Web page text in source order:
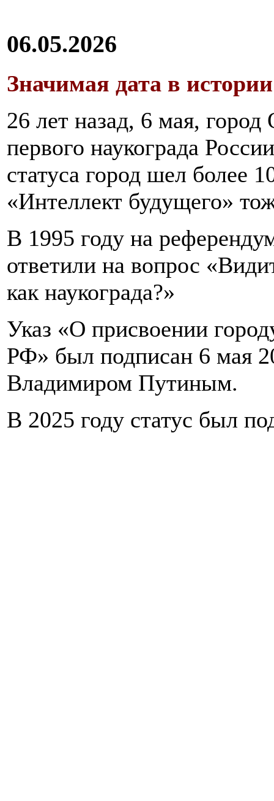
06.05.2026
Значимая дата в
26 лет назад, 6 мая,
первого наукограда
статуса город шел более
«Интеллект будущего»
В 1995 году на
ответили на вопрос
как наукограда?»
Указ «О присвоении
РФ» был подписан 6 мая
Владимиром Путиным.
В 2025 году статус был